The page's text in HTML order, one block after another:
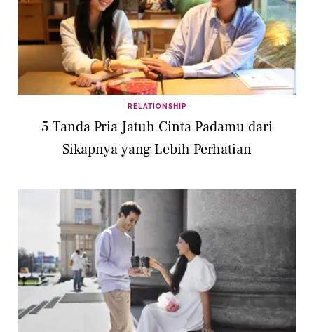
RELATIONSHIP
5 Tanda Pria Jatuh Cinta Padamu dari
Sikapnya yang Lebih Perhatian